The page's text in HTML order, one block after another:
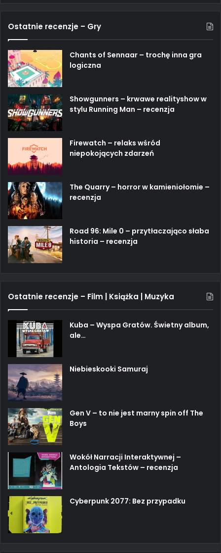
Ostatnie recenzje – Gry
Chants of Sennaar – trochę inna gra
logiczna
Showgunners – krwawe realityshow w
stylu Running Man – recenzja
Firewatch – relaks wśród
niepokojących zdarzeń
The Quarry – horror w kamieniołomie –
recenzja
Road 96: Mile 0 – przytłaczająco słaba
historia – recenzja
Ostatnie recenzje – Film | Książka | Muzyka
Kuba – Wyspa Gratów. Świetny album,
ale…
Niebieskooki Samuraj
Gen V – to nie jest marny spin off The
Boys
Wokół Narracji Interaktywnej –
Antologia Tekstów – recenzja
Cyberpunk 2077: Bez przypadku